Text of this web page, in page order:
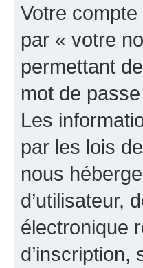
Votre
par « votre
permettant
mot de
Les
par les lois
nous
d’utilisateur,
électronique